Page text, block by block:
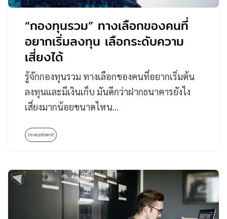
“กองทุนรวม” ทางเลือกของคนที่
อยากเริ่มลงทุน เลือกระดับความ
เสี่ยงได้
รู้จักกองทุนรวม ทางเลือกของคนที่อยากเริ่มต้น
ลงทุนและมีเงินเก็บ มันดีกว่าฝากธนาคารยังไง
เสี่ยงมากน้อยขนาดไหน…
Investment